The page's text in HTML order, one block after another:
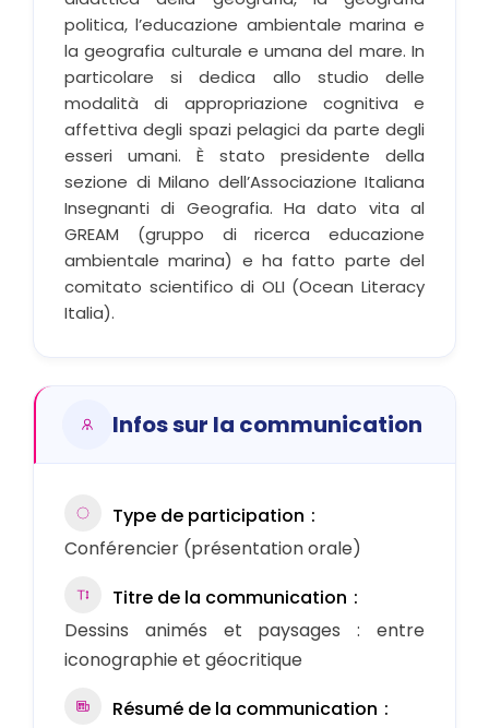
politica, l’educazione ambientale marina e
la geografia culturale e umana del mare. In
particolare si dedica allo studio delle
modalità di appropriazione cognitiva e
affettiva degli spazi pelagici da parte degli
esseri umani. È stato presidente della
sezione di Milano dell’Associazione Italiana
Insegnanti di Geografia. Ha dato vita al
GREAM (gruppo di ricerca educazione
ambientale marina) e ha fatto parte del
comitato scientifico di OLI (Ocean Literacy
Italia).
Infos sur la communication
Type de participation
Conférencier (présentation orale)
Titre de la communication
Dessins animés et paysages : entre
iconographie et géocritique
Résumé de la communication